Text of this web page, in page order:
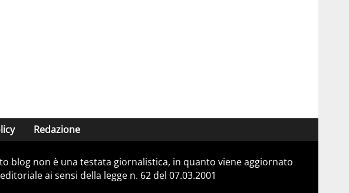
Redazione
blog non è una testata giornalistica, in quanto viene aggiornato
ai sensi della legge n. 62 del 07.03.2001